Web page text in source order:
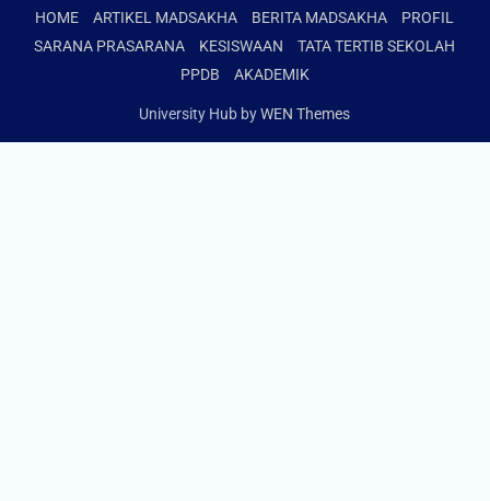
HOME
ARTIKEL MADSAKHA BERITA MADSAKHA
PROFIL
SARANA PRASARANA
KESISWAAN
TATA TERTIB SEKOLAH
PPDB
AKADEMIK
University Hub byWEN Themes